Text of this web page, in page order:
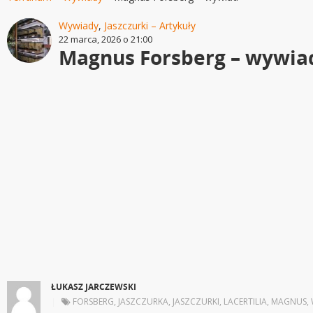
Wywiady, Jaszczurki – Artykuły
22 marca, 2026 o 21:00
Magnus Forsberg –
ŁUKASZ JARCZEWSKI
FORSBERG, JASZCZURKA, JASZCZURKI, LACERTILIA, MAGNUS,